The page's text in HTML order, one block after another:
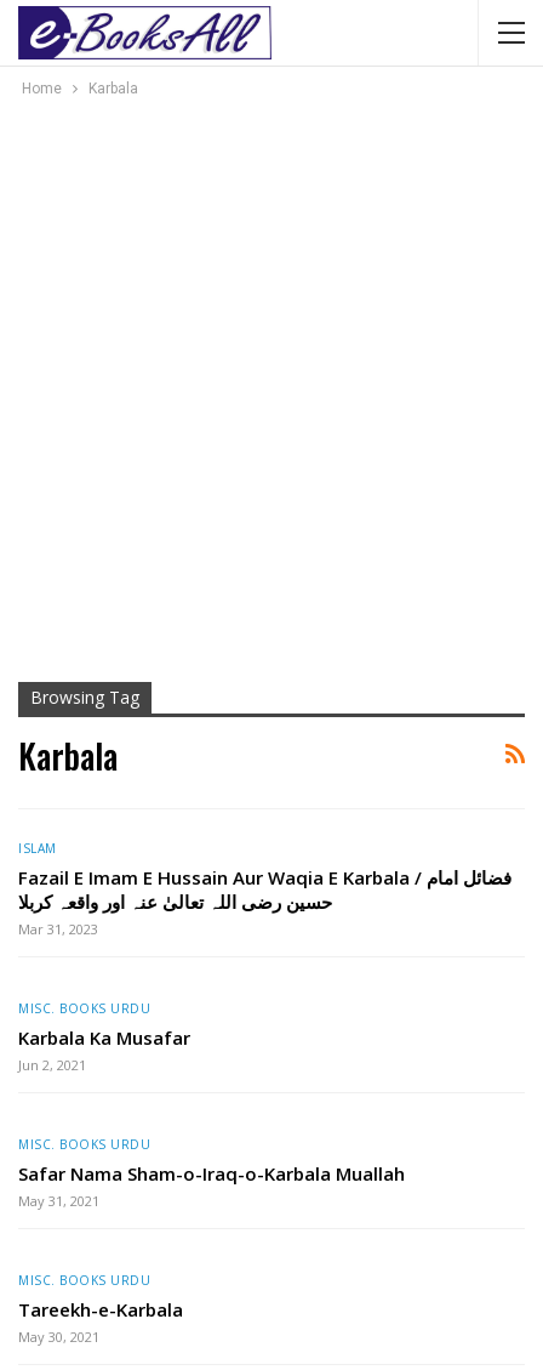
Home Karbala
Browsing Tag
Karbala
ISLAM
Fazail E Imam E Hussain Aur Waqia E Karbala / فضائل امام
حسین رضی اللہ تعالیٰ عنہ اور واقعہ کربلا
Mar 31, 2023
MISC. BOOKS URDU
Karbala Ka Musafar
Jun 2, 2021
MISC. BOOKS URDU
Safar Nama Sham-o-Iraq-o-Karbala Muallah
May 31, 2021
MISC. BOOKS URDU
Tareekh-e-Karbala
May 30, 2021